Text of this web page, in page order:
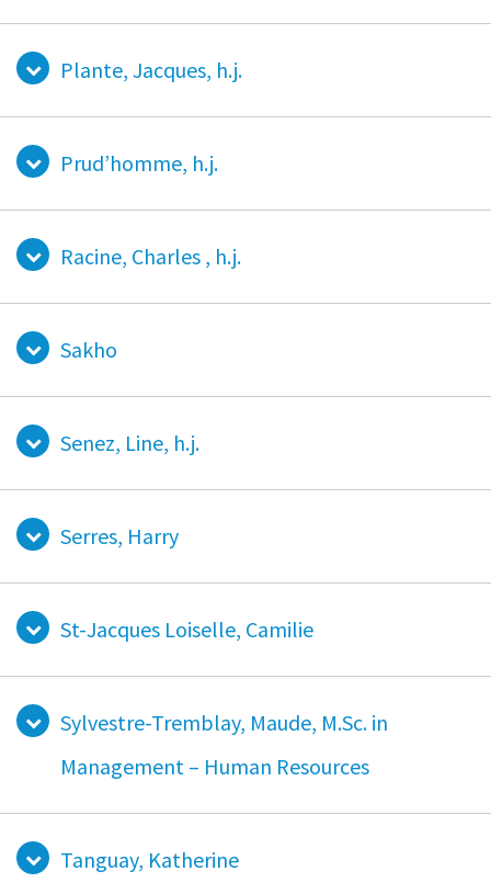
Plante, Jacques, h.j.
Prud’homme, h.j.
Racine, Charles , h.j.
Sakho
Senez, Line, h.j.
Serres, Harry
St-Jacques Loiselle, Camilie
Sylvestre-Tremblay, Maude, M.Sc. in
Management – Human Resources
Tanguay, Katherine